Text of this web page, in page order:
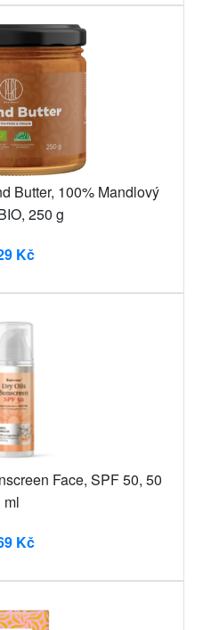
Butter, 100% Mandlový
250 g
Kč
Face, SPF 50, 50
ml
Kč